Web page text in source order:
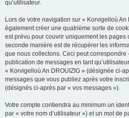
qu’utilisateur.
Lors de votre navigation sur « Korvigelloù
également créer une quatrième sorte de
est prévu pour couvrir uniquement les
seconde manière est de récupérer les
que nous collectons. Ceci peut
publication de messages en tant
« Korvigelloù An DROUIZIG » (désignée ci-
messages que vous publiez après votre
(désignés ci-après par « vos messages »).
Votre compte contiendra au minimum un
par « votre nom d’utilisateur ») et un mot de